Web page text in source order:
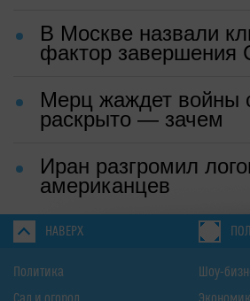
В Москве назвали
фактор завершения
Мерц жаждет войны
раскрыто — зачем
Иран разгромил
американцев
НАВЕРХ
Политика
Шоу-